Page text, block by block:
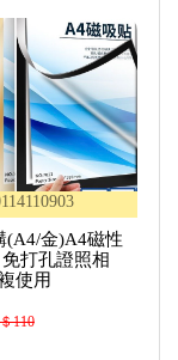
(A4/金)A4磁性
打孔證照相
使用
110